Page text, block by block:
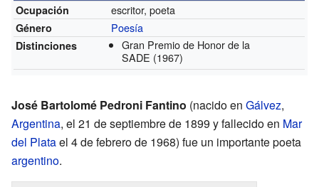
Ocupación
escritor, poeta
Género Poesía
Distinciones
Gran Premio de Honor de la
SADE (1967)
José Bartolomé Pedroni Fantino (nacido en Gálvez,
Argentina, el 21 de septiembre de 1899 y fallecido en Mar
del Platael 4 de febrero de 1968) fue un importante poeta
argentino.